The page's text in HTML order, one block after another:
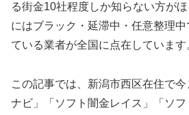
る街金10社程度しか知らない方が
にはブラック・延滞中・任意整理
ている業者が全国に点在しています
この記事では、新潟市西区在住で
ナビ」「ソフト闇金レイス」「ソ